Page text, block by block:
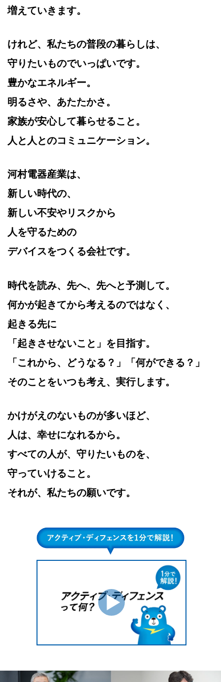
増えていきます。
けれど、私たちの普段の暮らしは、
守りたいものでいっぱいです。
豊かなエネルギー。
明るさや、あたたかさ。
家族が安心して暮らせること。
人と人とのコミュニケーション。
河村電器産業は、
新しい時代の、
新しい不安やリスクから
人を守るための
デバイスをつくる会社です。
時代を読み、先へ、先へと予測して。
何かが起きてから考えるのではなく、
起きる先に
「起きさせないこと」を目指す。
「これから、どうなる？」「何ができる？」
そのことをいつも考え、実行します。
かけがえのないものが多いほど、
人は、幸せになれるから。
すべての人が、守りたいものを、
守っていけること。
それが、私たちの願いです。